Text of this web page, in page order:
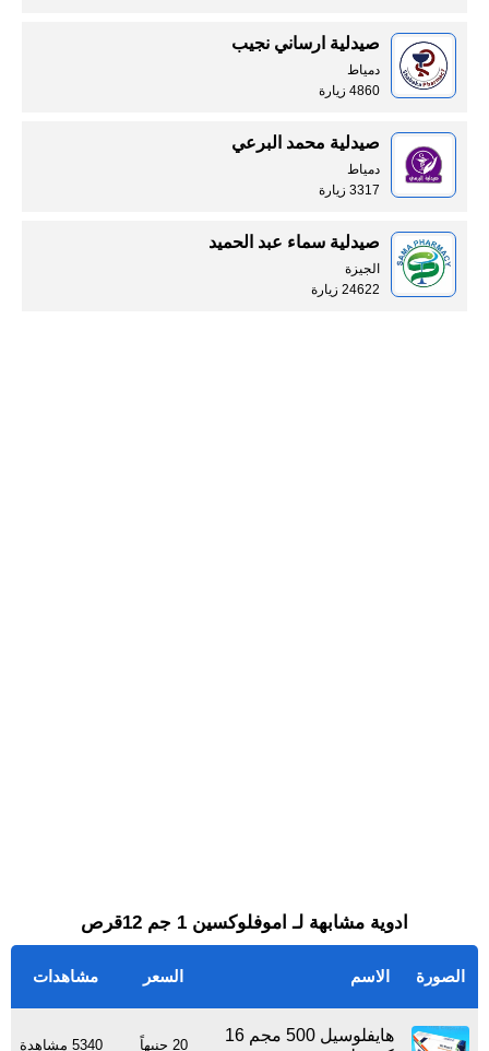
صيدلية ارساني نجيب
دمياط
4860 زيارة
صيدلية محمد البرعي
دمياط
3317 زيارة
صيدلية سماء عبد الحميد
الجيزة
24622 زيارة
ادوية مشابهة لـ اموفلوكسين 1 جم 12قرص
الصورة الاسم السعر مشاهدات
هايفلوسيل 500 مجم 16
20 جنيهاً 5340 مشاهدة